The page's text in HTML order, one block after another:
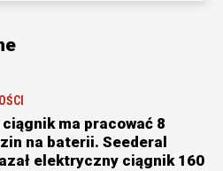
ciągnik ma pracować 8
na baterii. Seederal
elektryczny ciągnik 160